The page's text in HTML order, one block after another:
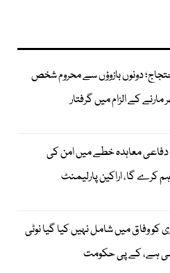
دونوں بازوؤں سے محروم شخص
کے الزام میں گرفتار
معاہدہ خطے میں امن کی
کرے گا، اراکین پارلیمنٹ
وفاق میں شامل نہیں کیا گیا نوٹی
ہے، کے پی حکومت